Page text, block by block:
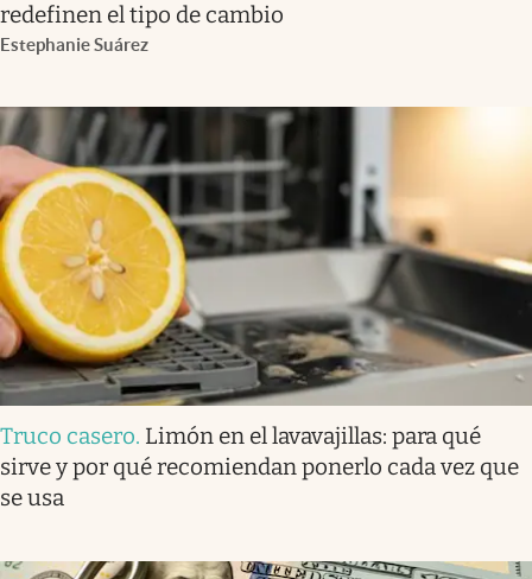
redefinen el tipo de cambio
Estephanie Suárez
Truco casero. Limón en el lavavajillas: para qué
sirve y por qué recomiendan ponerlo cada vez que
se usa